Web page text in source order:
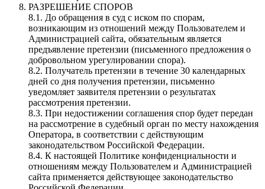
РАЗРЕШЕНИЕ СПОРОВ
8.1. До обращения в суд с иском по спорам,
возникающим из отношений между Пользователем и
Администрацией сайта, обязательным является
предъявление претензии (письменного предложения о
добровольном урегулировании спора).
8.2. Получатель претензии в течение 30 календарных
дней со дня получения претензии, письменно
уведомляет заявителя претензии о результатах
рассмотрения претензии.
8.3. При недостижении соглашения спор будет передан
на рассмотрение в судебный орган по месту нахождения
Оператора, в соответствии с действующим
законодательством Российской Федерации.
8.4. К настоящей Политике конфиденциальности и
отношениям между Пользователем и Администрацией
сайта применяется действующее законодательство